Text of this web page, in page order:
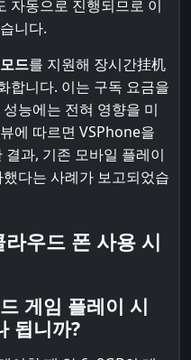
자동으로 진행되므로 이
니다.
드를 지원해 장시간挂机
합니다. 이는 구독 요금을
능에는 전혀 영향을 미
에 따르면 VSPhone을
과, 기존 모바일 플레이
다는 사례가 보고되었습
우드 폰 사용 시
게임 플레이 시
됩니까?